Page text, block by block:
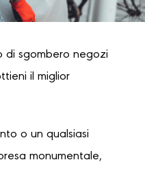
di sgombero negozi
il miglior
o un qualsiasi
monumentale,